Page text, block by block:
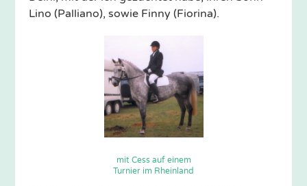
Lino (Palliano), sowie Finny (Fiorina).
mit Cess auf einem
Turnier im Rheinland